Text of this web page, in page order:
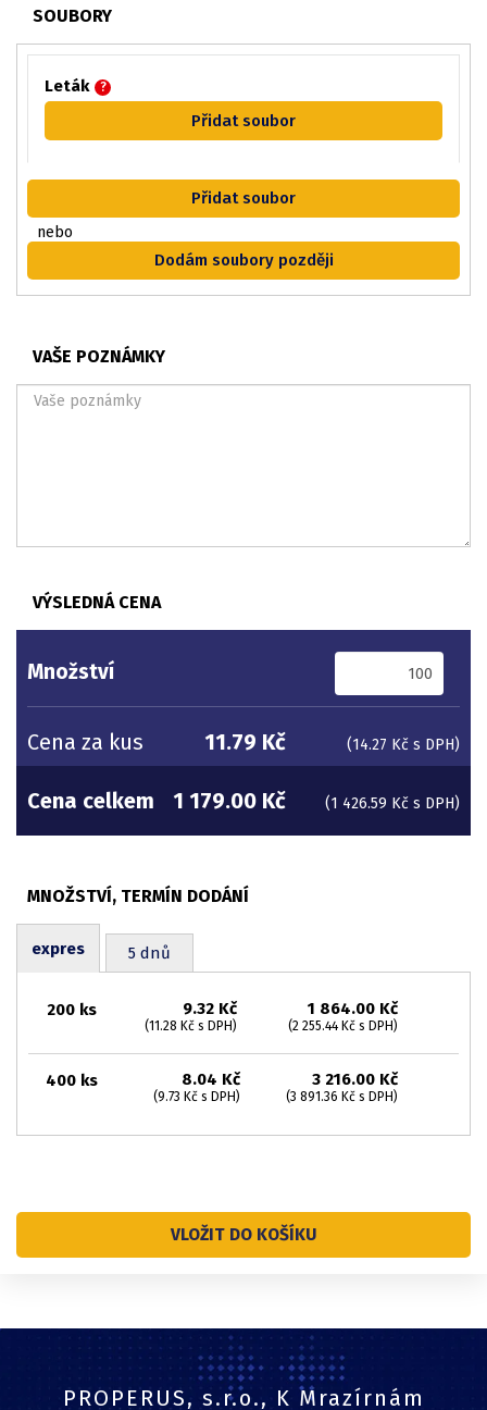
VAŠE POZNÁMKY
SOUBORY
Leták ?
Přidat soubor
Přidat soubor
nebo
Dodám soubory později
VÝSLEDNÁ CENA
Množství
Cena za kus 11.79 Kč (14.27 Kč s DPH)
Cena celkem 1 179.00 Kč (1 426.59 Kč s DPH)
expres 5 dnů
200 ks 9.32 Kč
(11.28 Kč s DPH)
1 864.00 Kč
(2 255.44 Kč s DPH)
400 ks 8.04 Kč
(9.73 Kč s DPH)
3 216.00 Kč
(3 891.36 Kč s DPH)
VLOŽIT DO KOŠÍKU
PROPERUS, s.r.o., K Mrazírnám